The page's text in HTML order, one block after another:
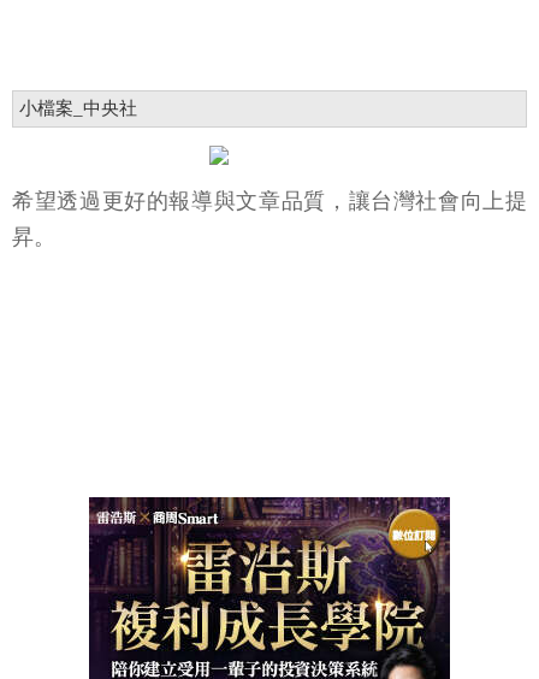
小檔案_中央社
希望透過更好的報導與文章品質，讓台灣社會向上提
昇。